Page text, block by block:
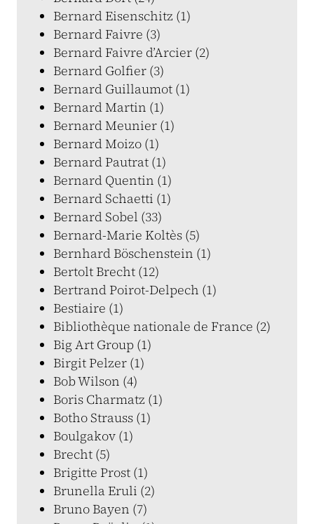
Bernard Eisenschitz (1)
Bernard Faivre (3)
Bernard Faivre d’Arcier (2)
Bernard Golfier (3)
Bernard Guillaumot (1)
Bernard Martin (1)
Bernard Meunier (1)
Bernard Moizo (1)
Bernard Pautrat (1)
Bernard Quentin (1)
Bernard Schaetti (1)
Bernard Sobel (33)
Bernard-Marie Koltès (5)
Bernhard Böschenstein (1)
Bertolt Brecht (12)
Bertrand Poirot-Delpech (1)
Bestiaire (1)
Bibliothèque nationale de France (2)
Big Art Group (1)
Birgit Pelzer (1)
Bob Wilson (4)
Boris Charmatz (1)
Botho Strauss (1)
Boulgakov (1)
Brecht (5)
Brigitte Prost (1)
Brunella Eruli (2)
Bruno Bayen (7)